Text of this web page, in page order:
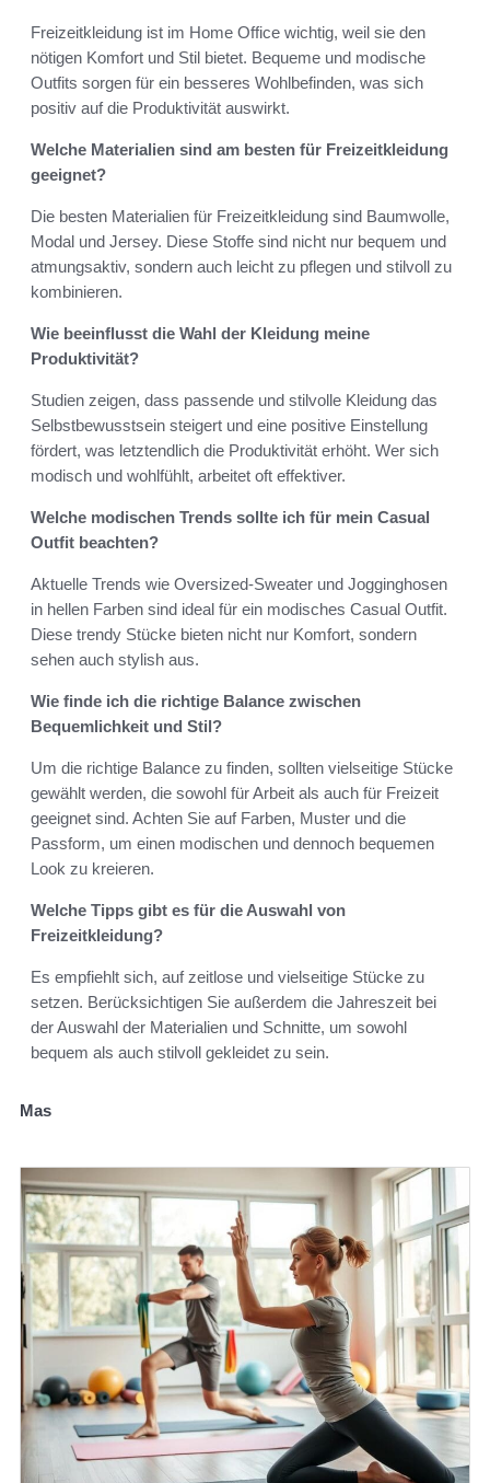
Freizeitkleidung ist im Home Office wichtig, weil sie den
nötigen Komfort und Stil bietet. Bequeme und modische
Outfits sorgen für ein besseres Wohlbefinden, was sich
positiv auf die Produktivität auswirkt.
Welche Materialien sind am besten für Freizeitkleidung
geeignet?
Die besten Materialien für Freizeitkleidung sind Baumwolle,
Modal und Jersey. Diese Stoffe sind nicht nur bequem und
atmungsaktiv, sondern auch leicht zu pflegen und stilvoll zu
kombinieren.
Wie beeinflusst die Wahl der Kleidung meine
Produktivität?
Studien zeigen, dass passende und stilvolle Kleidung das
Selbstbewusstsein steigert und eine positive Einstellung
fördert, was letztendlich die Produktivität erhöht. Wer sich
modisch und wohlfühlt, arbeitet oft effektiver.
Welche modischen Trends sollte ich für mein Casual
Outfit beachten?
Aktuelle Trends wie Oversized-Sweater und Jogginghosen
in hellen Farben sind ideal für ein modisches Casual Outfit.
Diese trendy Stücke bieten nicht nur Komfort, sondern
sehen auch stylish aus.
Wie finde ich die richtige Balance zwischen
Bequemlichkeit und Stil?
Um die richtige Balance zu finden, sollten vielseitige Stücke
gewählt werden, die sowohl für Arbeit als auch für Freizeit
geeignet sind. Achten Sie auf Farben, Muster und die
Passform, um einen modischen und dennoch bequemen
Look zu kreieren.
Welche Tipps gibt es für die Auswahl von
Freizeitkleidung?
Es empfiehlt sich, auf zeitlose und vielseitige Stücke zu
setzen. Berücksichtigen Sie außerdem die Jahreszeit bei
der Auswahl der Materialien und Schnitte, um sowohl
bequem als auch stilvoll gekleidet zu sein.
Mas